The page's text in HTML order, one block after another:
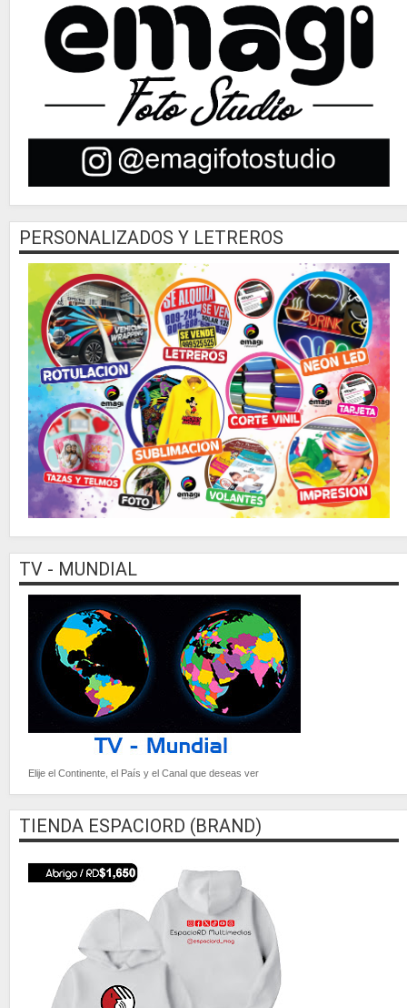
PERSONALIZADOS Y LETREROS
TV - MUNDIAL
Elije el Continente, el País y el Canal que deseas ver
TIENDA ESPACIORD (BRAND)